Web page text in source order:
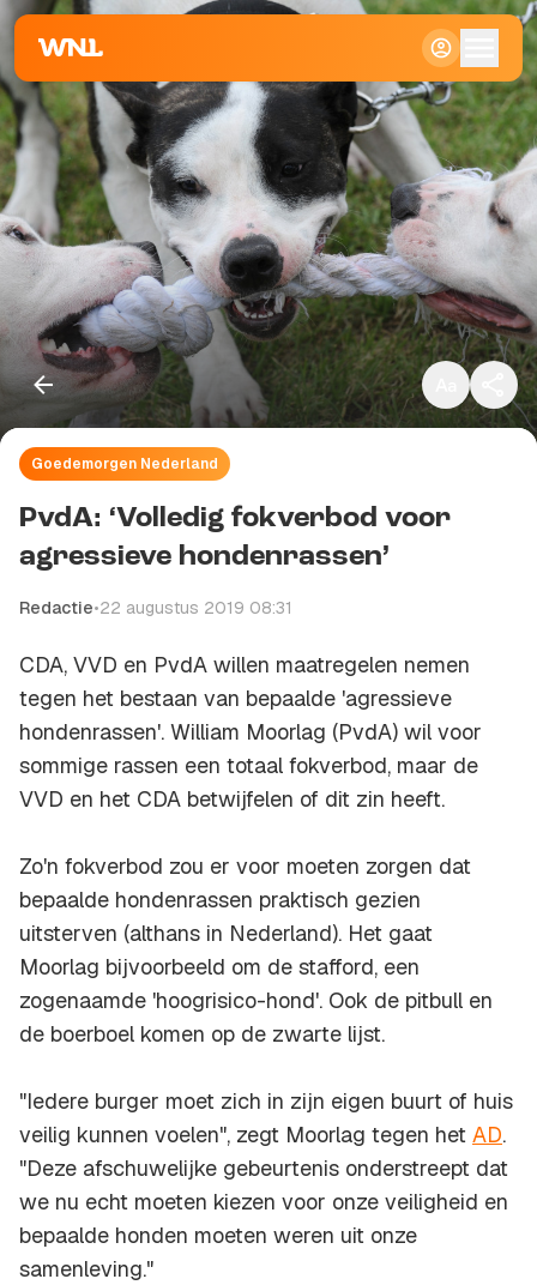
Klein
Standaard
Groot
Goedemorgen Nederland
PvdA: ‘Volledig fokverbod voor
agressieve hondenrassen’
Redactie•22 augustus 2019 08:31
CDA, VVD en PvdA willen maatregelen nemen
tegen het bestaan van bepaalde 'agressieve
hondenrassen'. William Moorlag (PvdA) wil voor
sommige rassen een totaal fokverbod, maar de
VVD en het CDA betwijfelen of dit zin heeft.
Zo'n fokverbod zou er voor moeten zorgen dat
bepaalde hondenrassen praktisch gezien
uitsterven (althans in Nederland). Het gaat
Moorlag bijvoorbeeld om de stafford, een
zogenaamde 'hoogrisico-hond'. Ook de pitbull en
de boerboel komen op de zwarte lijst.
"Iedere burger moet zich in zijn eigen buurt of huis
veilig kunnen voelen", zegt Moorlag tegen het AD.
"Deze afschuwelijke gebeurtenis onderstreept dat
we nu echt moeten kiezen voor onze veiligheid en
bepaalde honden moeten weren uit onze
samenleving."